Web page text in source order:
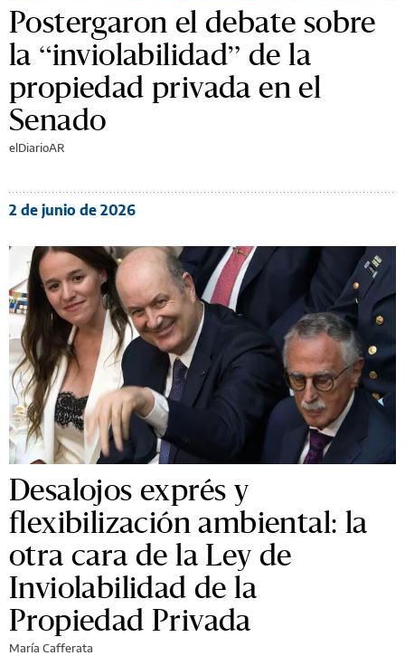
Postergaron el debate sobre
la “inviolabilidad” de la
propiedad privada en el
Senado
elDiarioAR
2 de junio de 2026
Desalojos exprés y
flexibilización ambiental: la
otra cara de la Ley de
Inviolabilidad de la
Propiedad Privada
María Cafferata